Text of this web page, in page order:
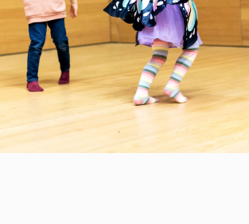
Partenaires
Mécénat & sponsoring
Louer la Comédie
Technique